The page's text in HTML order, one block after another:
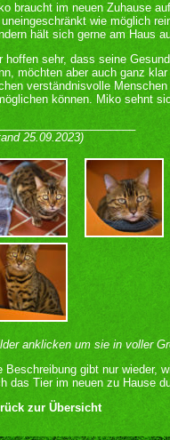
braucht im neuen Zuhause
wie möglich
hält sich gerne am Haus
hoffen sehr, dass seine
möchten aber auch ganz
verständnisvolle
können. Miko sehnt
25.09.2023)
anklicken um sie in voller
Beschreibung gibt nur wieder,
das Tier im neuen zu Hause
zur Übersicht